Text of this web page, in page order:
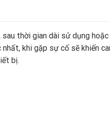
thời gian dài sử dụng
khi gặp sự cố sẽ khiến
bị.